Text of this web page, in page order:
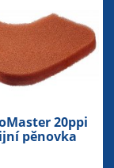
20ppi
pěnovka